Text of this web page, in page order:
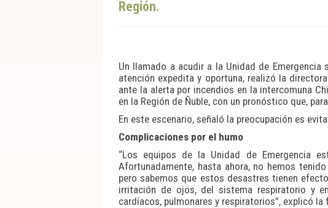
Región.
Un llamado a acudir a la Unidad de
atención expedita y oportuna, realizó la
ante la alerta por incendios en la intercomuna
en la Región de Ñuble, con un pronóstico que,
En este escenario, señaló la preocupación es
Complicaciones por el humo
“Los equipos de la Unidad de Emergencia
Afortunadamente, hasta ahora, no hemos
pero sabemos que estos desastres tienen
irritación de ojos, del sistema respiratorio y
cardíacos, pulmonares y respiratorios”, explicó la